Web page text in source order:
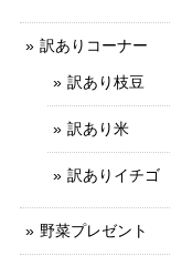
訳ありコーナー
訳あり枝豆
訳あり米
訳ありイチゴ
野菜プレゼント